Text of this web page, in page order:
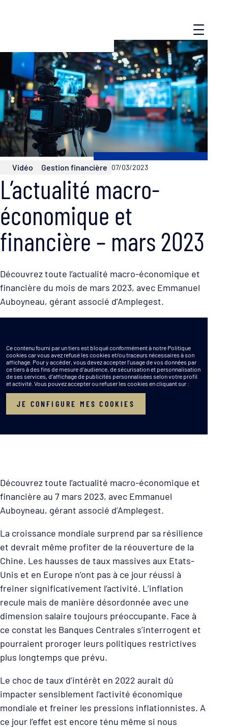
Vidéo Gestion financière 07/03/2023
L’actualité macro-
économique et
financière – mars 2023
Découvrez toute l’actualité macro-économique et
financière du mois de mars 2023, avec Emmanuel
Auboyneau, gérant associé d’Amplegest.
Ce contenu fourni par un tiers est bloqué conformément à notre Politique
cookies car vous avez refusé les cookies et/ou traceurs nécessaires à son
affichage. Pour y accéder, vous devez accepter l’usage de vos données par
ce tiers à des fins de mesure d’audience, de sécurisation et personnalisation
de ses services, d’affichage de publicités personnalisées selon votre profil
et activité. Vous pouvez accepter ou refuser les cookies en cliquant sur :
JE CONFIGURE MES COOKIES
Découvrez toute l’actualité macro-économique et
financière au 7 mars 2023, avec Emmanuel
Auboyneau, gérant associé d’Amplegest.
La croissance mondiale surprend par sa résilience
et devrait même profiter de la réouverture de la
Chine. Les hausses de taux massives aux Etats-
Unis et en Europe n’ont pas à ce jour réussi à
freiner significativement l’activité. L’inflation
recule mais de manière désordonnée avec une
dimension salaire toujours préoccupante. Face à
ce constat les Banques Centrales s’interrogent et
pourraient proroger leurs politiques restrictives
plus longtemps que prévu.
Le choc de taux d’intérêt en 2022 aurait dû
impacter sensiblement l’activité économique
mondiale et freiner les pressions inflationnistes. A
ce jour l’effet est encore ténu même si nous